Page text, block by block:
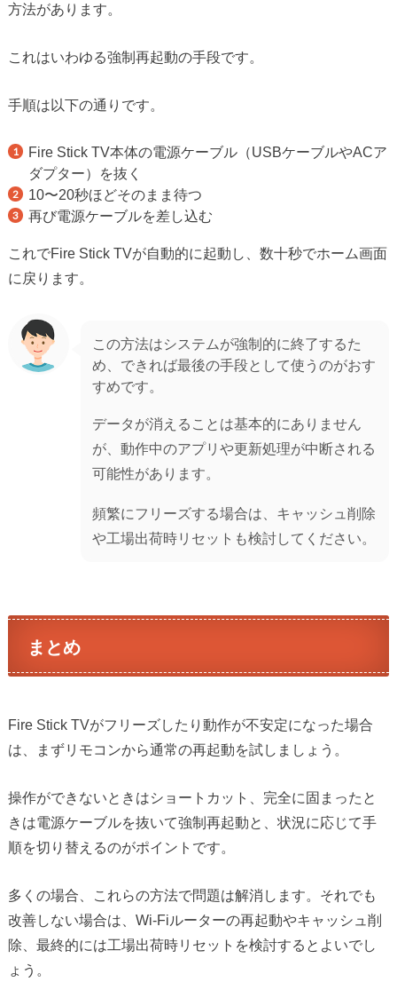
方法があります。
これはいわゆる強制再起動の手段です。
手順は以下の通りです。
Fire Stick TV本体の電源ケーブル（USBケーブルやACア
ダプター）を抜く
10〜20秒ほどそのまま待つ
再び電源ケーブルを差し込む
これでFire Stick TVが自動的に起動し、数十秒でホーム画面
に戻ります。
この方法はシステムが強制的に終了するた
め、できれば最後の手段として使うのがおす
すめです。
データが消えることは基本的にありません
が、動作中のアプリや更新処理が中断される
可能性があります。
頻繁にフリーズする場合は、キャッシュ削除
や工場出荷時リセットも検討してください。
まとめ
Fire Stick TVがフリーズしたり動作が不安定になった場合
は、まずリモコンから通常の再起動を試しましょう。
操作ができないときはショートカット、完全に固まったと
きは電源ケーブルを抜いて強制再起動と、状況に応じて手
順を切り替えるのがポイントです。
多くの場合、これらの方法で問題は解消します。それでも
改善しない場合は、Wi-Fiルーターの再起動やキャッシュ削
除、最終的には工場出荷時リセットを検討するとよいでし
ょう。